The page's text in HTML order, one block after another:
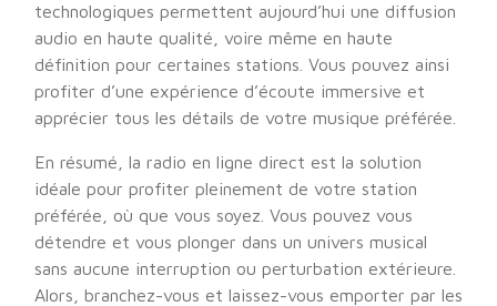
technologiques permettent aujourd’hui une diffusion
audio en haute qualité, voire même en haute
définition pour certaines stations. Vous pouvez ainsi
profiter d’une expérience d’écoute immersive et
apprécier tous les détails de votre musique préférée.
En résumé, la radio en ligne direct est la solution
idéale pour profiter pleinement de votre station
préférée, où que vous soyez. Vous pouvez vous
détendre et vous plonger dans un univers musical
sans aucune interruption ou perturbation extérieure.
Alors, branchez-vous et laissez-vous emporter par les